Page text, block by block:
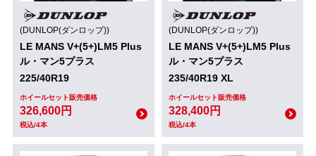
(DUNLOP(ダンロップ))
LE MANS V+(5+)LM5 Plus
ル・マン5プラス
225/40R19
ホイールセット販売価格
326,600円
税込/4本
(DUNLOP(ダンロップ))
LE MANS V+(5+)LM5 Plus
ル・マン5プラス
235/40R19 XL
ホイールセット販売価格
328,400円
税込/4本